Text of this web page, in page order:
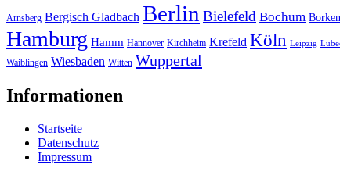
Arnsberg Bergisch Gladbach Berlin Bielefeld Bochum Borken
Hamburg Hamm Hannover Kirchheim Krefeld Köln Leipzig
Waiblingen Wiesbaden Witten Wuppertal
Informationen
Startseite
Datenschutz
Impressum